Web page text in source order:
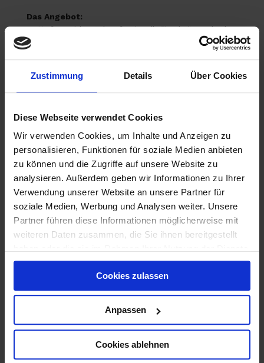
Zustimmung Details Über Cookies
Diese Webseite verwendet Cookies
Wir verwenden Cookies, um Inhalte und Anzeigen zu
personalisieren, Funktionen für soziale Medien anbieten
zu können und die Zugriffe auf unsere Website zu
analysieren. Außerdem geben wir Informationen zu Ihrer
Verwendung unserer Website an unsere Partner für
soziale Medien, Werbung und Analysen weiter. Unsere
Partner führen diese Informationen möglicherweise mit
weiteren Daten zusammen, die Sie ihnen bereitgestellt
gesammelt haben.
Cookies zulassen
Anpassen
Cookies ablehnen
Das Angebot:
Umfangreiche und professionelle Einarbeitung durch
Ein krisensicherer und spannender Job in der Beratung
Unbefristeter Arbeitsplatz in Festanstellung nach der
Probezeit
Gute Bezahlung – Fixum mit ungedeckelter Provision
Das hört sich gut für Dich an?
Nutze den Moment und bewirb Dich jetzt!
Du kannst Dich sofort und auch ohne Lebenslauf (wenn Du
ihn nicht griffbereit hast) in dem Formular in dieser
Stellenanzeige bewerben.
Schreibe uns eine Mailjobs@jobs-ohne-ausbildung.de
oder – wenn Du nur 1 Minute Zeit hast – bewirb Dich auf
WhatsApp unter:
0800/4007766
Wenn du lieber persönlich mit uns sprechen möchtest:
unter derselben Nummer 0800/4007766sind wir auch
telefonisch für Dich erreichbar.
Anna Resch
Jobs-ohne-Ausbildungist auf Personal­suche für unser firmen­
internes Vertriebs­netz­werk und keine Zeit­arbeits­firma. Während
des Bewerbungs­prozesses werden deine persön­lichen Daten mit
deinen Bewerbungs­unter­lagen von uns standort­bezogen inner­
nur unter der Voraus­setzung, dass du mit der Weiter­leitung deiner